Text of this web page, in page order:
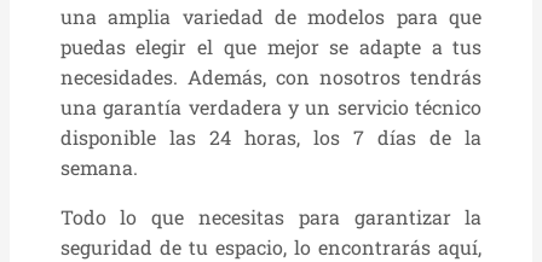
una amplia variedad de modelos para que
puedas elegir el que mejor se adapte a tus
necesidades. Además, con nosotros tendrás
una garantía verdadera y un servicio técnico
disponible las 24 horas, los 7 días de la
semana.
Todo lo que necesitas para garantizar la
seguridad de tu espacio, lo encontrarás aquí,